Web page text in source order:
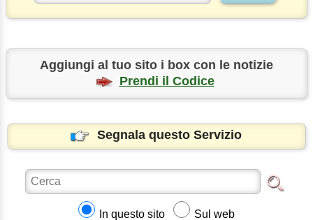
Aggiungi al tuo sito i box con le notizie
Prendi il Codice
Segnala questo Servizio
In questo sito Sul web